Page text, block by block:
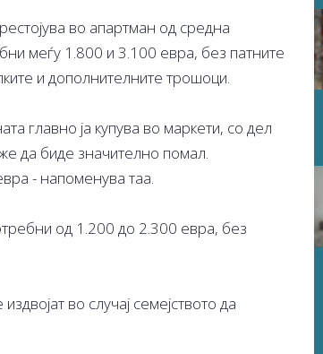
во апартман од средна
меѓу 1.800 и 3.100 евра, без патните
и дополнителните трошоци.
главно ја купува во маркети, со дел
да биде значително помал.
- напоменува таа.
од 1.200 до 2.300 евра, без
во случај семејството да